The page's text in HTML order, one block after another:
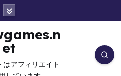
et
はアフィリエイト